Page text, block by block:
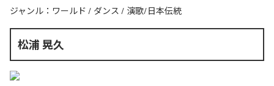
ジャンル： ワールド / ダンス / 演歌/日本伝統
松浦 晃久